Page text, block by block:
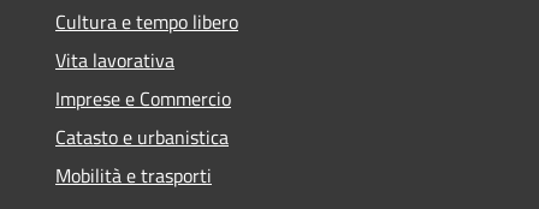
Cultura e tempo libero
Vita lavorativa
Imprese e Commercio
Catasto e urbanistica
Mobilità e trasporti